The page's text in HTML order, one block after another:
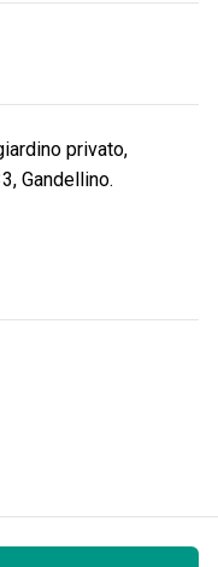
privato,
Gandellino.